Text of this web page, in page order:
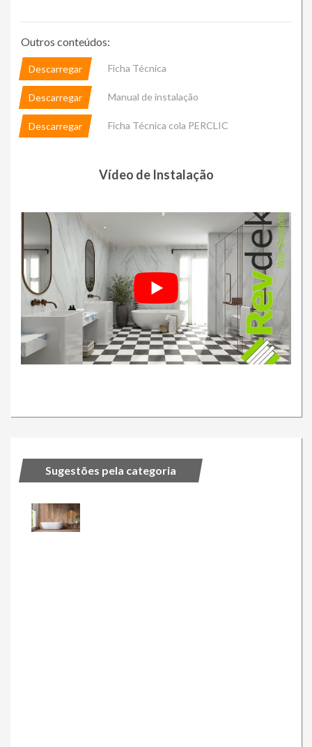
Outros conteúdos:
Descarregar Ficha Técnica
Descarregar Manual de instalação
Descarregar Ficha Técnica cola PERCLIC
Vídeo de Instalação
Sugestões pela categoria